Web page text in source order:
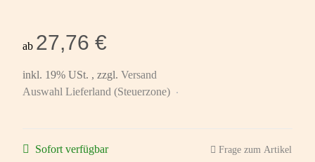
ab 27,76 €
inkl. 19% USt. , zzgl. Versand
Auswahl Lieferland (Steuerzone)
Sofort verfügbar Frage zum Artikel